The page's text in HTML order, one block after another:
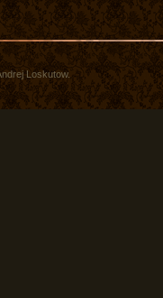
Loskutow.